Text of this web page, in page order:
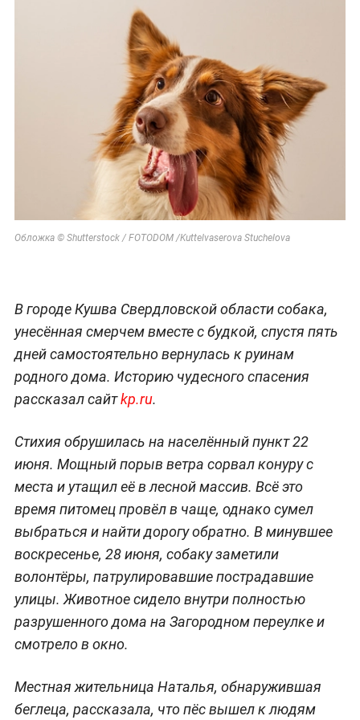
Обложка © Shutterstock / FOTODOM /Kuttelvaserova Stuchelova
В городе Кушва Свердловской области собака,
унесённая смерчем вместе с будкой, спустя пять
дней самостоятельно вернулась к руинам
родного дома. Историю чудесного спасения
рассказал сайтkp.ru.
Стихия обрушилась на населённый пункт 22
июня. Мощный порыв ветра сорвал конуру с
места и утащил её в лесной массив. Всё это
время питомец провёл в чаще, однако сумел
выбраться и найти дорогу обратно. В минувшее
воскресенье, 28 июня, собаку заметили
волонтёры, патрулировавшие пострадавшие
улицы. Животное сидело внутри полностью
разрушенного дома на Загородном переулке и
смотрело в окно.
Местная жительница Наталья, обнаружившая
беглеца, рассказала, что пёс вышел к людям